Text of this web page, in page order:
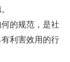
的规范，是社
利害效用的行